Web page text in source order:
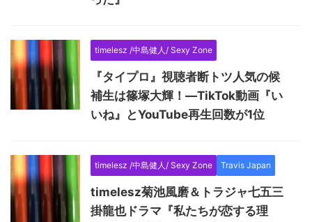
timelesz /中島健人/ Sexy Zone
『タイプロ』視聴者断トツ人気の候
補生は篠塚大輝！―TikTok動画『い
いね』とYouTube再生回数が1位
timelesz /中島健人/ Sexy Zone Travis Japan
timelesz菊池風磨＆トラジャ七五三
掛龍也ドラマ『私たちが恋する理